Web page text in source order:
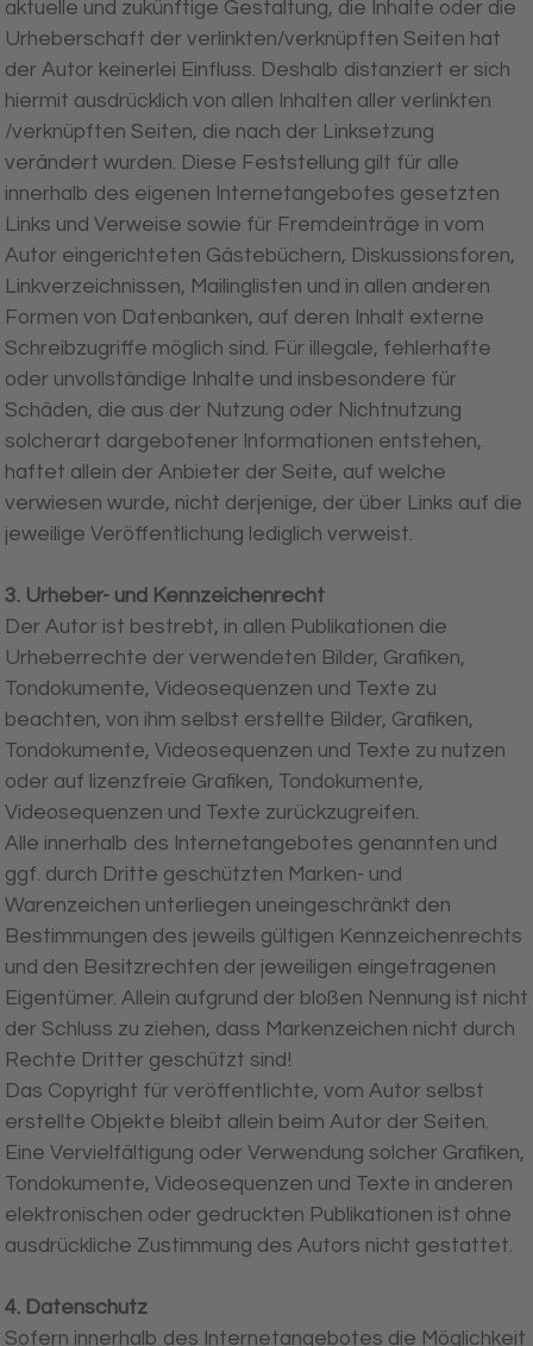
aktuelle und zukünftige Gestaltung, die Inhalte oder die
Urheberschaft der verlinkten/verknüpften Seiten hat
der Autor keinerlei Einfluss. Deshalb distanziert er sich
hiermit ausdrücklich von allen Inhalten aller verlinkten
/verknüpften Seiten, die nach der Linksetzung
verändert wurden. Diese Feststellung gilt für alle
innerhalb des eigenen Internetangebotes gesetzten
Links und Verweise sowie für Fremdeinträge in vom
Autor eingerichteten Gästebüchern, Diskussionsforen,
Linkverzeichnissen, Mailinglisten und in allen anderen
Formen von Datenbanken, auf deren Inhalt externe
Schreibzugriffe möglich sind. Für illegale, fehlerhafte
oder unvollständige Inhalte und insbesondere für
Schäden, die aus der Nutzung oder Nichtnutzung
solcherart dargebotener Informationen entstehen,
haftet allein der Anbieter der Seite, auf welche
verwiesen wurde, nicht derjenige, der über Links auf die
jeweilige Veröffentlichung lediglich verweist.
3. Urheber- und Kennzeichenrecht
Der Autor ist bestrebt, in allen Publikationen die
Urheberrechte der verwendeten Bilder, Grafiken,
Tondokumente, Videosequenzen und Texte zu
beachten, von ihm selbst erstellte Bilder, Grafiken,
Tondokumente, Videosequenzen und Texte zu nutzen
oder auf lizenzfreie Grafiken, Tondokumente,
Videosequenzen und Texte zurückzugreifen.
Alle innerhalb des Internetangebotes genannten und
ggf. durch Dritte geschützten Marken- und
Warenzeichen unterliegen uneingeschränkt den
Bestimmungen des jeweils gültigen Kennzeichenrechts
und den Besitzrechten der jeweiligen eingetragenen
Eigentümer. Allein aufgrund der bloßen Nennung ist nicht
der Schluss zu ziehen, dass Markenzeichen nicht durch
Rechte Dritter geschützt sind!
Das Copyright für veröffentlichte, vom Autor selbst
erstellte Objekte bleibt allein beim Autor der Seiten.
Eine Vervielfältigung oder Verwendung solcher Grafiken,
Tondokumente, Videosequenzen und Texte in anderen
elektronischen oder gedruckten Publikationen ist ohne
ausdrückliche Zustimmung des Autors nicht gestattet.
4. Datenschutz
Sofern innerhalb des Internetangebotes die Möglichkeit